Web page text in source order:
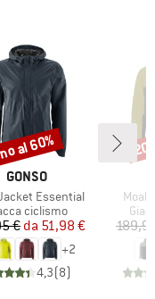
MARCHIO
GONSO
Essential
di prodotti
ciclismo
Prezzo
€ Prezzo ridotto
da 51,98 €
+2
4,3(8)
al 60%